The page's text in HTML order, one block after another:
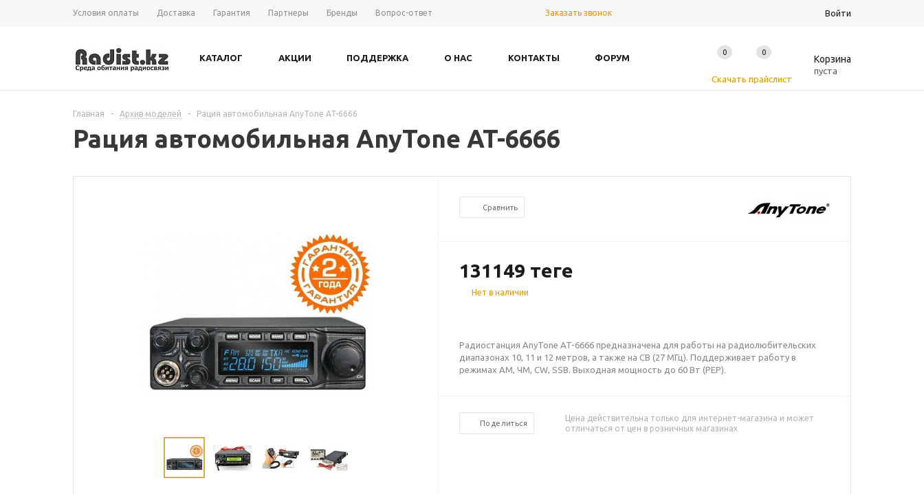
Условия оплаты Доставка Гарантия Партнеры Бренды Вопрос-ответ Заказать звонок Войти
КАТАЛОГ АКЦИИ ПОДДЕРЖКА О НАС КОНТАКТЫ ФОРУМ
Скачать прайслист
0 0
Корзина
пуста
Главная - Архив моделей - Рация автомобильная AnyTone AT-6666
Рация автомобильная AnyTone AT-6666
Сравнить
131149 теңге
Нет в наличии
Радиостанция AnyTone AT-6666 предназначена для работы на радиолюбительских
диапазонах 10, 11 и 12 метров, а также на СВ (27 МГц). Поддерживает работу в
режимах АМ, ЧМ, CW, SSB. Выходная мощность до 60 Вт (РЕР).
Поделиться
Цена действительна только для интернет-магазина и может
отличаться от цен в розничных магазинах